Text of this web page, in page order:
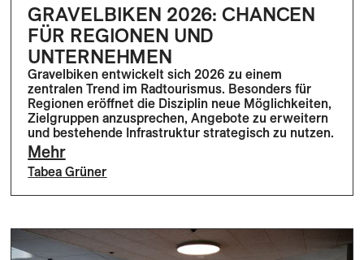
GRAVELBIKEN 2026: CHANCEN
FÜR REGIONEN UND
UNTERNEHMEN
Gravelbiken entwickelt sich 2026 zu einem
zentralen Trend im Radtourismus. Besonders für
Regionen eröffnet die Disziplin neue Möglichkeiten,
Zielgruppen anzusprechen, Angebote zu erweitern
und bestehende Infrastruktur strategisch zu nutzen.
Mehr
Tabea Grüner